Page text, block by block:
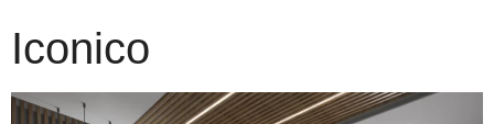
Iconico